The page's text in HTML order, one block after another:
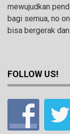
mewujudkan
bagi semua, no
bisa bergerak
FOLLOW US!